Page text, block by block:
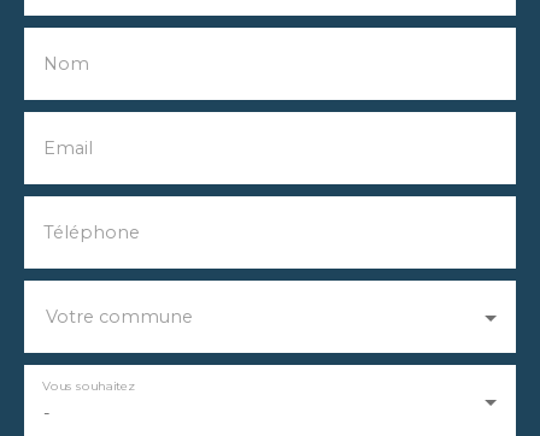
Nom
Email
Téléphone
Votre commune
-
Vous souhaitez